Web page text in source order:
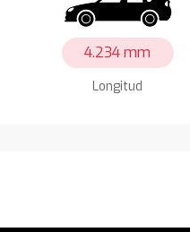
4.234 mm
Longitud